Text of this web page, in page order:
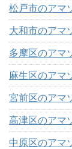
松戸市のアマ
大和市のアマ
多摩区のアマ
麻生区のアマ
宮前区のアマ
高津区のアマ
中原区のアマ